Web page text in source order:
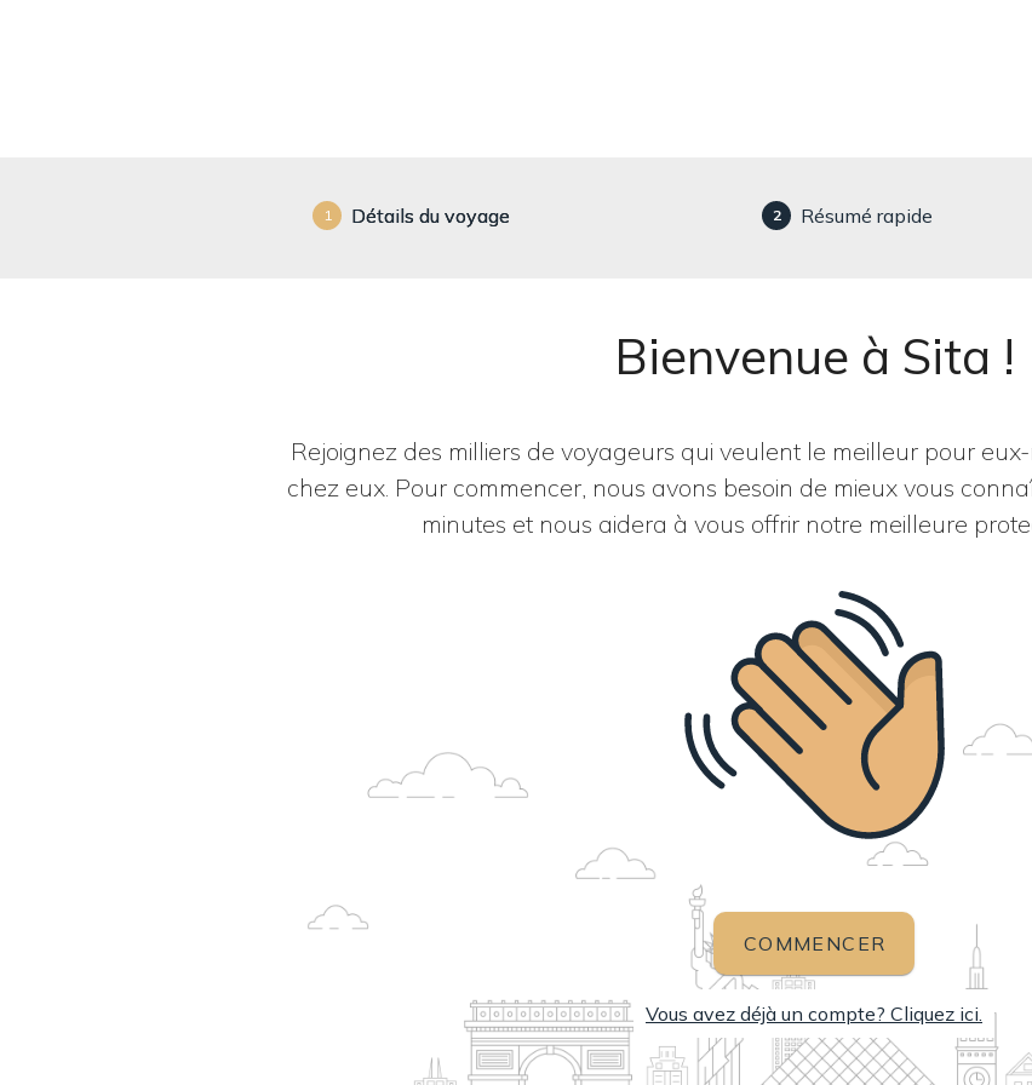
1 Détails du voyage 2 Résumé rapide
Bienvenue à Sita !
Rejoignez des milliers de voyageurs qui veulent le meilleur pour
chez eux. Pour commencer, nous avons besoin de mieux vous
minutes et nous aidera à vous offrir notre meilleure
COMMENCER
Vous avez déjà un compte? Cliquez ici.